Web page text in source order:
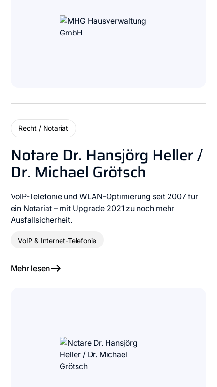
Recht / Notariat
Notare Dr. Hansjörg Heller /
Dr. Michael Grötsch
VoIP-Telefonie und WLAN-Optimierung seit 2007 für
ein Notariat – mit Upgrade 2021 zu noch mehr
Ausfallsicherheit.
VoIP & Internet-Telefonie
Mehr lesen